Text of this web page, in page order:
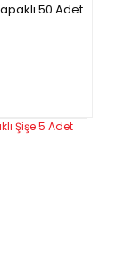
50 Adet